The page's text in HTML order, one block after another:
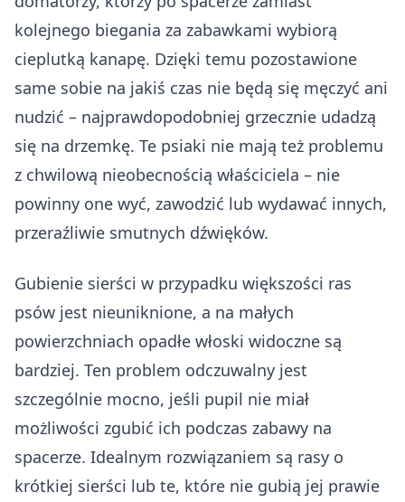
kolejnego biegania za zabawkami wybiorą
cieplutką kanapę. Dzięki temu pozostawione
same sobie na jakiś czas nie będą się męczyć ani
nudzić – najprawdopodobniej grzecznie udadzą
się na drzemkę. Te psiaki nie mają też problemu
z chwilową nieobecnością właściciela – nie
powinny one wyć, zawodzić lub wydawać innych,
przeraźliwie smutnych dźwięków.
Gubienie sierści w przypadku większości ras
psów jest nieuniknione, a na małych
powierzchniach opadłe włoski widoczne są
bardziej. Ten problem odczuwalny jest
szczególnie mocno, jeśli pupil nie miał
możliwości zgubić ich podczas zabawy na
spacerze. Idealnym rozwiązaniem są rasy o
krótkiej sierści lub te, które nie gubią jej prawie